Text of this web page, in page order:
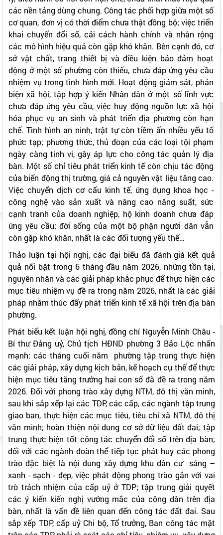
các nền tảng dùng chung. Công tác phối hợp giữa một số
cơ quan, đơn vị có thời điểm chưa thật đồng bộ; việc triển
khai chuyển đổi số, cải cách hành chính và nhân rộng
các mô hình hiệu quả còn gặp khó khăn. Bên cạnh đó, cơ
sở vật chất, trang thiết bị và điều kiện bảo đảm hoạt
động ở một số phường còn thiếu, chưa đáp ứng yêu cầu
nhiệm vụ trong tình hình mới. Hoạt động giám sát, phản
biện xã hội, tập hợp ý kiến Nhân dân ở một số lĩnh vực
chưa đáp ứng yêu cầu, việc huy động nguồn lực xã hội
hóa phục vụ an sinh và phát triển địa phương còn hạn
chế. Tình hình an ninh, trật tự còn tiềm ẩn nhiều yếu tố
phức tạp; phương thức, thủ đoạn của các loại tội phạm
ngày càng tinh vi, gây áp lực cho công tác quản lý địa
bàn. Một số chỉ tiêu phát triển kinh tế còn chịu tác động
của biến động thị trường, giá cả nguyên vật liệu tăng cao.
Việc chuyển dịch cơ cấu kinh tế, ứng dụng khoa học -
công nghệ vào sản xuất và nâng cao năng suất, sức
cạnh tranh của doanh nghiệp, hộ kinh doanh chưa đáp
ứng yêu cầu; đời sống của một bộ phận người dân vẫn
còn gặp khó khăn, nhất là các đối tượng yếu thế…
Thảo luận tại hội nghị, các đại biểu đã đánh giá kết quả
quả nổi bật trong 6 tháng đầu năm 2026, những tồn tại,
nguyên nhân và các giải pháp khắc phục để thực hiện các
mục tiêu nhiệm vụ đề ra trong năm 2026, nhất là các giải
pháp nhằm thúc đẩy phát triển kinh tế xã hội trên địa bàn
phường.
Phát biểu kết luận hội nghị, đồng chí Nguyễn Minh Châu -
Bí thư Đảng uỷ, Chủ tịch HĐND phường 3 Bảo Lộc nhấn
mạnh: các tháng cuối năm phường tập trung thực hiện
các giải pháp, xây dựng kịch bản, kế hoạch cụ thể để thực
hiện mục tiêu tăng trưởng hai con số đã đề ra trong năm
2026. Đối với phong trào xây dựng NTM, đô thị văn minh,
sau khi sắp xếp lại các TDP, các cấp, các ngành tập trung
giao ban, thực hiện các mục tiêu, tiêu chí xã NTM, đô thị
văn minh; hoàn thiện nội dung cơ sở dữ liệu đất đai; tập
trung thực hiện tốt công tác chuyển đổi số trên địa bàn;
đối với các ngành đoàn thể tiếp tục phát huy các phong
trào đặc biệt là nội dung xây dựng khu dân cư sáng –
xanh - sạch - đẹp, việc phát động phong trào gắn với vai
trò trách nhiệm của cấp uỷ ở TDP; tập trung giải quyết
các ý kiến kiến nghị vướng mắc của công dân trên địa
bàn, nhất là vấn đề liên quan đến công tác đất đai. Sau
sắp xếp TDP, cấp uỷ Chi bộ, Tổ trưởng, Ban công tác mặt